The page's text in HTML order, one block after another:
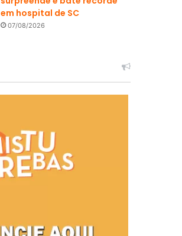
em hospital de SC
07/08/2026